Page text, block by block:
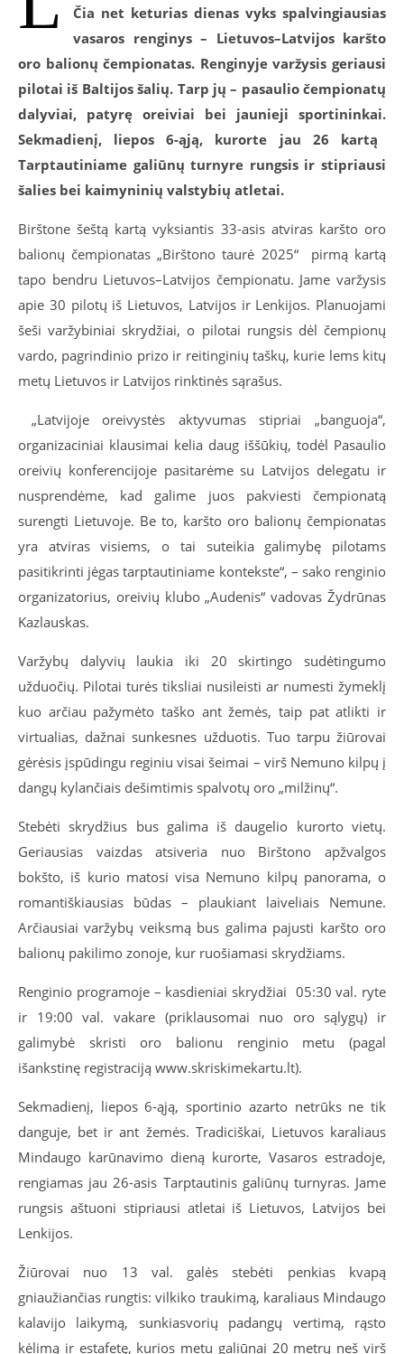
Čia net keturias dienas vyks spalvingiausias
vasaros renginys – Lietuvos–Latvijos karšto
oro balionų čempionatas. Renginyje varžysis geriausi
pilotai iš Baltijos šalių. Tarp jų – pasaulio čempionatų
dalyviai, patyrę oreiviai bei jaunieji sportininkai.
Sekmadienį, liepos 6-ąją, kurorte jau 26 kartą
Tarptautiniame galiūnų turnyre rungsis ir stipriausi
šalies bei kaimyninių valstybių atletai.
Birštone šeštą kartą vyksiantis 33-asis atviras karšto oro
balionų čempionatas „Birštono taurė 2025“ pirmą kartą
tapo bendru Lietuvos–Latvijos čempionatu. Jame varžysis
apie 30 pilotų iš Lietuvos, Latvijos ir Lenkijos. Planuojami
šeši varžybiniai skrydžiai, o pilotai rungsis dėl čempionų
vardo, pagrindinio prizo ir reitinginių taškų, kurie lems kitų
metų Lietuvos ir Latvijos rinktinės sąrašus.
„Latvijoje oreivystės aktyvumas stipriai„banguoja“,
organizaciniai klausimai kelia daug iššūkių, todėl Pasaulio
oreivių konferencijoje pasitarėme su Latvijos delegatu ir
nusprendėme, kad galime juos pakviesti čempionatą
surengti Lietuvoje. Be to, karšto oro balionų čempionatas
yra atviras visiems, o tai suteikia galimybę pilotams
pasitikrinti jėgas tarptautiniame kontekste“, – sako renginio
organizatorius, oreivių klubo „Audenis“ vadovas Žydrūnas
Kazlauskas.
Varžybų dalyvių laukia iki 20 skirtingo sudėtingumo
užduočių. Pilotai turės tiksliai nusileisti ar numesti žymeklį
kuo arčiau pažymėto taško ant žemės, taip pat atlikti ir
virtualias, dažnai sunkesnes užduotis. Tuo tarpu žiūrovai
gėrėsis įspūdingu reginiu visai šeimai – virš Nemuno kilpų į
dangų kylančiais dešimtimis spalvotų oro „milžinų“.
Stebėti skrydžius bus galima iš daugelio kurorto vietų.
Geriausias vaizdas atsiveria nuo Birštono apžvalgos
bokšto, iš kurio matosi visa Nemuno kilpų panorama, o
romantiškiausias būdas – plaukiant laiveliais Nemune.
Arčiausiai varžybų veiksmą bus galima pajusti karšto oro
balionų pakilimo zonoje, kur ruošiamasi skrydžiams.
Renginio programoje – kasdieniai skrydžiai 05:30 val. ryte
ir 19:00 val. vakare (priklausomai nuo oro sąlygų) ir
galimybė skristi oro balionu renginio metu (pagal
išankstinę registraciją www.skriskimekartu.lt).
Sekmadienį, liepos 6-ąją, sportinio azarto netrūks ne tik
danguje, bet ir ant žemės. Tradiciškai, Lietuvos karaliaus
Mindaugo karūnavimo dieną kurorte, Vasaros estradoje,
rengiamas jau 26-asis Tarptautinis galiūnų turnyras. Jame
rungsis aštuoni stipriausi atletai iš Lietuvos, Latvijos bei
Lenkijos.
Žiūrovai nuo 13 val. galės stebėti penkias kvapą
gniaužiančias rungtis: vilkiko traukimą, karaliaus Mindaugo
kalavijo laikymą, sunkiasvorių padangų vertimą, rąsto
kėlimą ir estafetę, kurios metu galiūnai 20 metrų neš virš